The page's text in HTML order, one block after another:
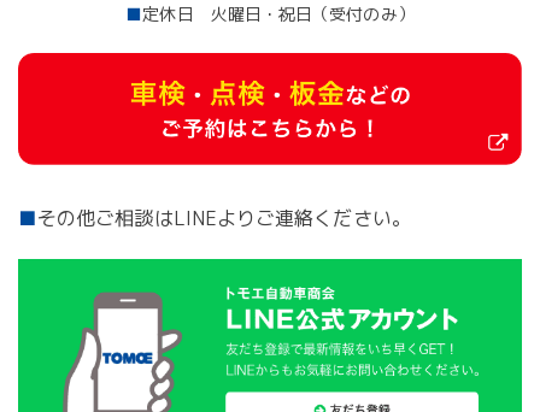
■定休日 火曜日・祝日（受付のみ）
■その他ご相談はLINEよりご連絡ください。